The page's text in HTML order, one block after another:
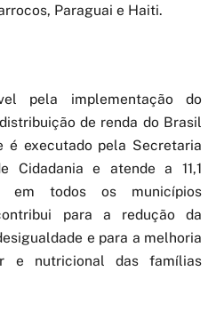
Paraguai e Haiti.
pela implementação do
de renda do Brasil
é executado pela Secretaria
Cidadania e atende a 11,1
em todos os municípios
para a redução da
e para a melhoria
e nutricional das famílias